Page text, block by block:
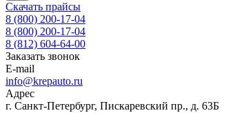
Скачать прайсы
8 (800) 200-17-04
8 (800) 200-17-04
8 (812) 604-64-00
Заказать звонок
E-mail
info@krepauto.ru
Адрес
г. Санкт-Петербург, Пискаревский пр., д. 63Б